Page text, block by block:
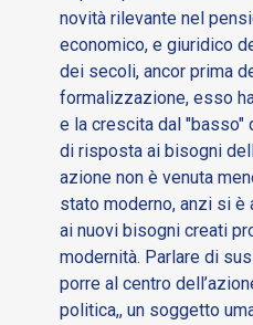
novità rilevante nel
economico, e giuridico
dei secoli, ancor prima
formalizzazione, esso
e la crescita dal
di risposta ai bisogni
azione non è venuta
stato moderno, anzi si
ai nuovi bisogni creati
modernità. Parlare di
porre al centro
politica,, un soggetto